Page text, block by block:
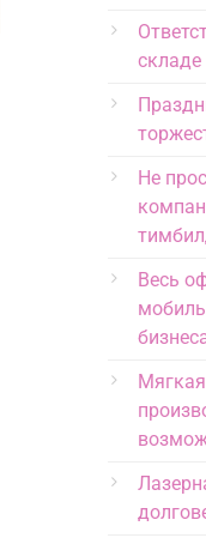
Не
Весь